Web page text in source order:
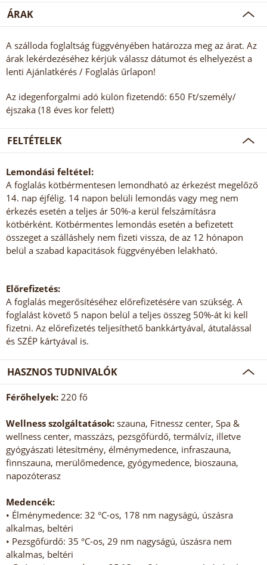
ÁRAK
A szálloda foglaltság függvényében határozza meg az árat. Az
árak lekérdezéséhez kérjük válassz dátumot és elhelyezést a
lenti Ajánlatkérés / Foglalás űrlapon!
Az idegenforgalmi adó külön fizetendő: 650 Ft/személy/
éjszaka (18 éves kor felett)
FELTÉTELEK
Lemondási feltétel:
A foglalás kötbérmentesen lemondható az érkezést megelőző
14. nap éjfélig. 14 napon belüli lemondás vagy meg nem
érkezés esetén a teljes ár 50%-a kerül felszámításra
kötbérként. Kötbérmentes lemondás esetén a befizetett
összeget a szálláshely nem fizeti vissza, de az 12 hónapon
belül a szabad kapacitások függvényében lelakható.
Előrefizetés:
A foglalás megerősítéséhez előrefizetésére van szükség. A
foglalást követő 5 napon belül a teljes összeg 50%-át ki kell
fizetni. Az előrefizetés teljesíthető bankkártyával, átutalással
és SZÉP kártyával is.
HASZNOS TUDNIVALÓK
Férőhelyek: 220 fő
Wellness szolgáltatások: szauna, Fitnessz center, Spa &
wellness center, masszázs, pezsgőfürdő, termálvíz, illetve
gyógyászati létesítmény, élménymedence, infraszauna,
finnszauna, merülőmedence, gyógymedence, bioszauna,
napozóterasz
Medencék:
• Élménymedence: 32 °C-os, 178 nm nagyságú, úszásra
alkalmas, beltéri
• Pezsgőfürdő: 35 °C-os, 29 nm nagyságú, úszásra nem
alkalmas, beltéri